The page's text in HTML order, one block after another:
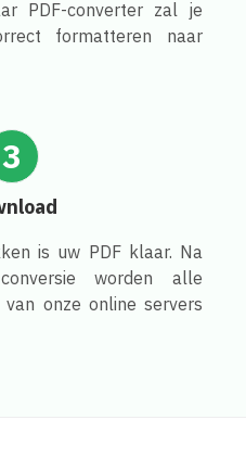
PDF-converter zal je
formatteren naar
3
is uw PDF klaar. Na
worden alle
onze online servers